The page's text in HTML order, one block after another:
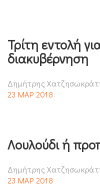
Τρίτη εντολή
διακυβέρνηση
Δημήτρης
23 ΜΑΡ 2018
Λουλούδι ή
Δημήτρης
23 ΜΑΡ 2018